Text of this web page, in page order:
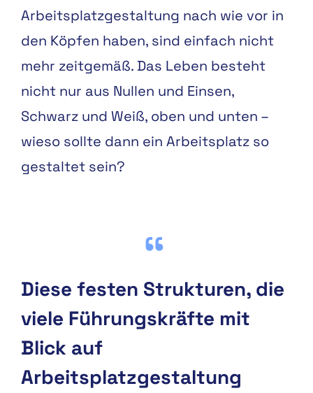
Arbeitsplatzgestaltung nach wie vor in
den Köpfen haben, sind einfach nicht
mehr zeitgemäß. Das Leben besteht
nicht nur aus Nullen und Einsen,
Schwarz und Weiß, oben und unten –
wieso sollte dann ein Arbeitsplatz so
gestaltet sein?
Diese festen Strukturen, die
viele Führungskräfte mit
Blick auf
Arbeitsplatzgestaltung